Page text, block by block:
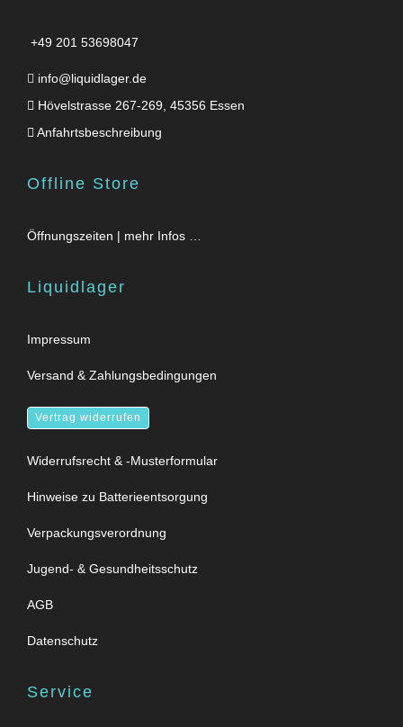
+49 201 53698047
info@liquidlager.de
Hövelstrasse 267-269, 45356 Essen
Anfahrtsbeschreibung
Offline Store
Öffnungszeiten | mehr Infos …
Liquidlager
Impressum
Versand & Zahlungsbedingungen
Vertrag widerrufen
Widerrufsrecht & -Musterformular
Hinweise zu Batterieentsorgung
Verpackungsverordnung
Jugend- & Gesundheitsschutz
AGB
Datenschutz
Service